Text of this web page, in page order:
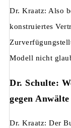
Dr. Kraatz: Also
konstruiertes
Modell nicht
Dr. Schulte:
gegen Anwälte
Dr. Kraatz: Der